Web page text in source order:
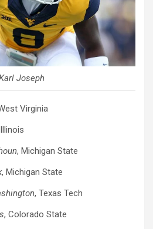
Joseph
Virginia
, Michigan State
, Michigan State
, Texas Tech
, Colorado State